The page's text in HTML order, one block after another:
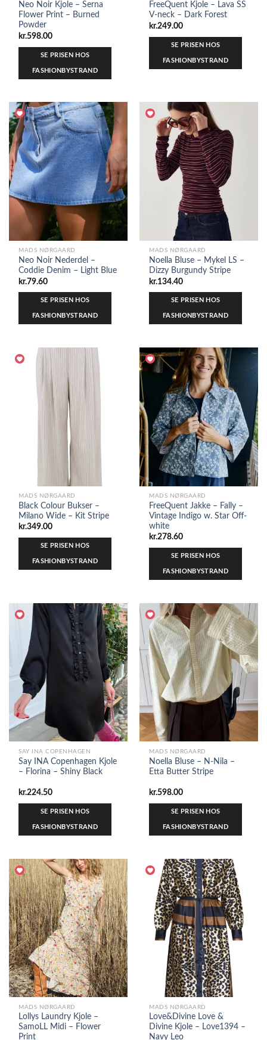
Neo Noir Kjole – Serna
Flower Print – Burned
Powder
kr.598.00
SE PRISEN HOS
FASHIONBYSTRAND
FreeQuent Kjole – Lava SS
V-neck – Dark Forest
kr.249.00
SE PRISEN HOS
FASHIONBYSTRAND
MADS NØRGAARD
Neo Noir Nederdel –
Coddie Denim – Light Blue
kr.79.60
SE PRISEN HOS
FASHIONBYSTRAND
MADS NØRGAARD
Noella Bluse – Mykel LS –
Dizzy Burgundy Stripe
kr.134.40
SE PRISEN HOS
FASHIONBYSTRAND
MADS NØRGAARD
Black Colour Bukser –
Milano Wide – Kit Stripe
kr.349.00
SE PRISEN HOS
FASHIONBYSTRAND
MADS NØRGAARD
FreeQuent Jakke – Fally –
Vintage Indigo w. Star Off-
white
kr.278.60
SE PRISEN HOS
FASHIONBYSTRAND
SAY INA COPENHAGEN
Say INA Copenhagen Kjole
– Florina – Shiny Black
kr.224.50
SE PRISEN HOS
FASHIONBYSTRAND
MADS NØRGAARD
Noella Bluse – N-Nila –
Etta Butter Stripe
kr.598.00
SE PRISEN HOS
FASHIONBYSTRAND
MADS NØRGAARD
Lollys Laundry Kjole –
SamoLL Midi – Flower
Print
MADS NØRGAARD
Love&Divine Love &
Divine Kjole – Love1394 –
Navy Leo